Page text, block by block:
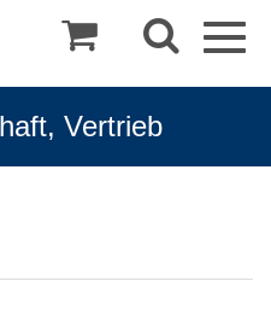
Vertrieb